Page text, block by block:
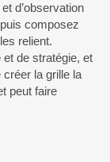
d’observation
composez
relient.
et de stratégie, et
la grille la
peut faire